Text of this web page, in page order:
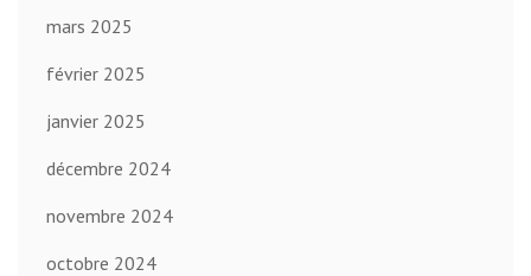
mars 2025
février 2025
janvier 2025
décembre 2024
novembre 2024
octobre 2024